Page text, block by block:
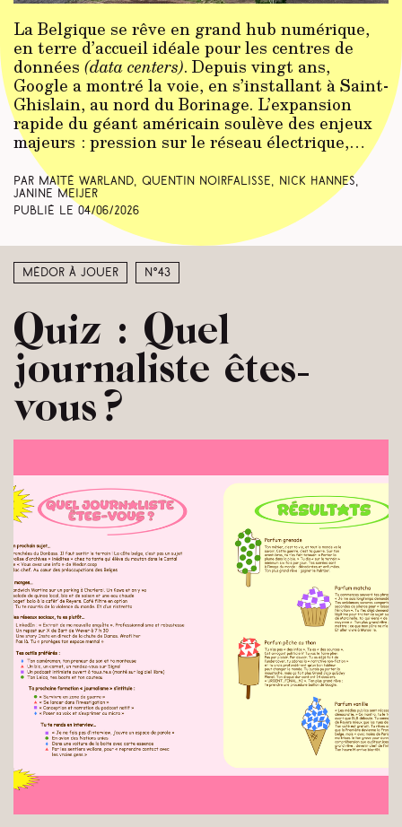
La Belgique se rêve en grand hub numérique,
en terre d’accueil idéale pour les centres de
données (data centers). Depuis vingt ans,
Google a montré la voie, en s’installant à Saint-
Ghislain, au nord du Borinage. L’expansion
rapide du géant américain soulève des enjeux
majeurs : pression sur le réseau électrique,…
Par Maïté Warland, Quentin Noirfalisse, Nick Hannes,
Janine Meijer
Publié le 04/06/2026
Médor à jouer N°43
Quiz : Quel
journaliste êtes-
vous ?